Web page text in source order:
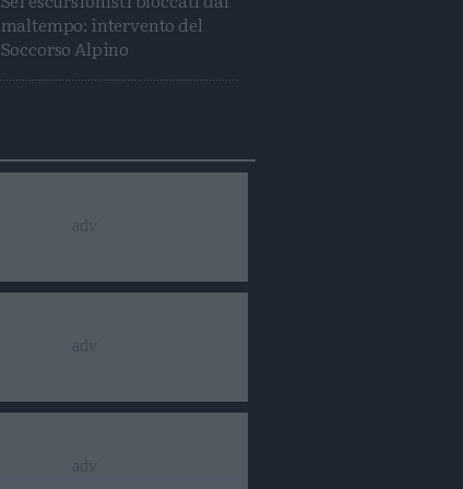
maltempo: intervento del
Soccorso Alpino